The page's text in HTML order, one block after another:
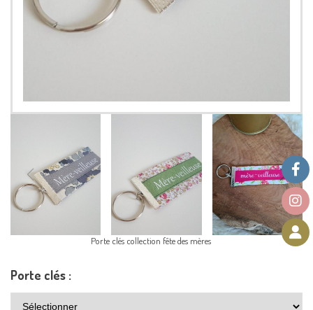
Porte clés collection fête des mères
Porte clés :